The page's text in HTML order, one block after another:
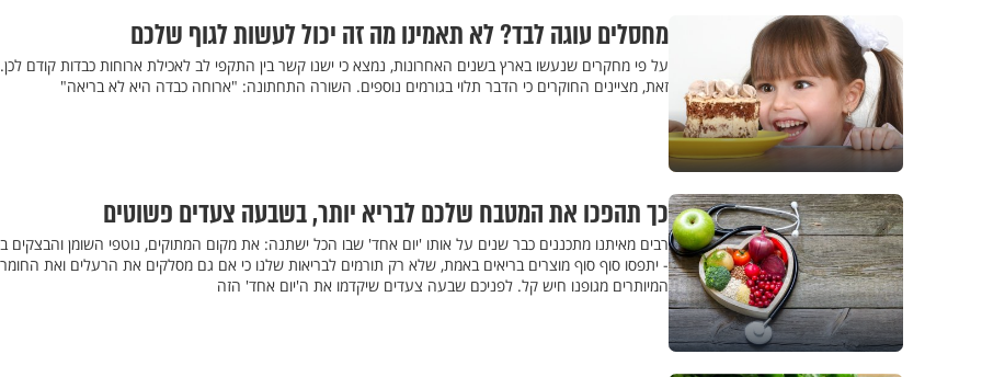
מחסלים עוגה לבד? לא תאמינו מה זה יכול לעשות לגוף שלכם
על פי מחקרים שנעשו בארץ בשנים האחרונות, נמצא כי ישנו קשר בין התקפי לב לאכילת ארוחות כבדות קודם
זאת, מציינים החוקרים כי הדבר תלוי בגורמים נוספים. השורה התחתונה: "ארוחה כבדה היא לא בריאה"
כך תהפכו את המטבח שלכם לבריא יותר, בשבעה צעדים פשוטים
רבים מאיתנו מתכננים כבר שנים על אותו 'יום אחד' שבו הכל ישתנה: את מקום המתוקים, נוטפי השומן והבצקים
- יתפסו סוף סוף מוצרים בריאים באמת, שלא רק תורמים לבריאות שלנו כי אם גם מסלקים את הרעלים ואת
המיותרים מגופנו חיש קל. לפניכם שבעה צעדים שיקדמו את ה'יום אחד' הזה